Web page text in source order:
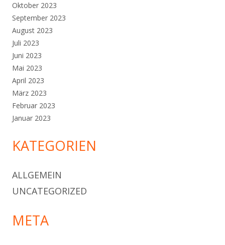
Oktober 2023
September 2023
August 2023
Juli 2023
Juni 2023
Mai 2023
April 2023
März 2023
Februar 2023
Januar 2023
KATEGORIEN
ALLGEMEIN
UNCATEGORIZED
META